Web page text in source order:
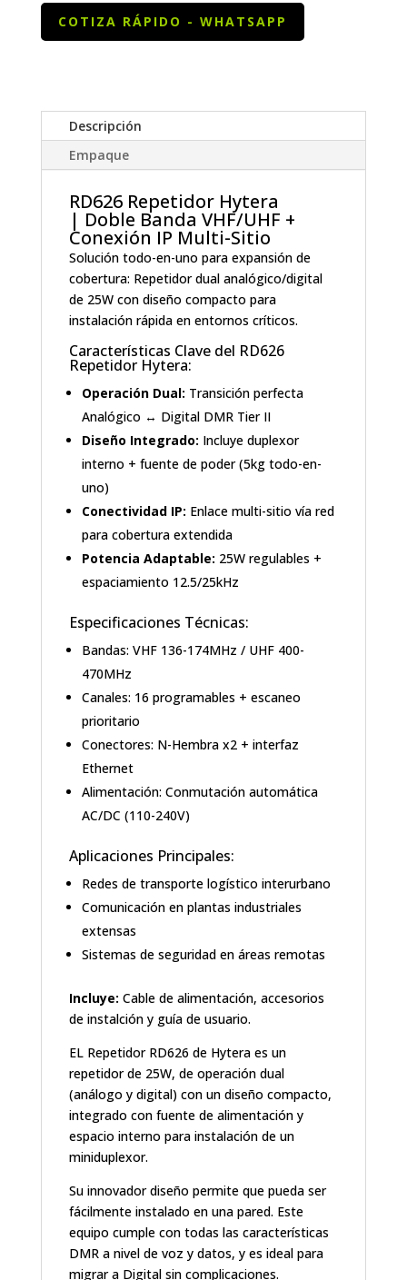
COTIZA RÁPIDO - WHATSAPP
Descripción
Empaque
RD626 Repetidor Hytera
| Doble Banda VHF/UHF +
Conexión IP Multi-Sitio
Solución todo-en-uno para expansión de
cobertura: Repetidor dual analógico/digital
de 25W con diseño compacto para
instalación rápida en entornos críticos.
Características Clave del RD626
Repetidor Hytera:
Operación Dual: Transición perfecta
Analógico ↔ Digital DMR Tier II
Diseño Integrado: Incluye duplexor
interno + fuente de poder (5kg todo-en-
uno)
Conectividad IP: Enlace multi-sitio vía red
para cobertura extendida
Potencia Adaptable: 25W regulables +
espaciamiento 12.5/25kHz
Especificaciones Técnicas:
Bandas: VHF 136-174MHz / UHF 400-
470MHz
Canales: 16 programables + escaneo
prioritario
Conectores: N-Hembra x2 + interfaz
Ethernet
Alimentación: Conmutación automática
AC/DC (110-240V)
Aplicaciones Principales:
Redes de transporte logístico interurbano
Comunicación en plantas industriales
extensas
Sistemas de seguridad en áreas remotas
Incluye: Cable de alimentación, accesorios
de instalción y guía de usuario.
EL Repetidor RD626 de Hytera es un
repetidor de 25W, de operación dual
(análogo y digital) con un diseño compacto,
integrado con fuente de alimentación y
espacio interno para instalación de un
miniduplexor.
Su innovador diseño permite que pueda ser
fácilmente instalado en una pared. Este
equipo cumple con todas las características
DMR a nivel de voz y datos, y es ideal para
migrar a Digital sin complicaciones.